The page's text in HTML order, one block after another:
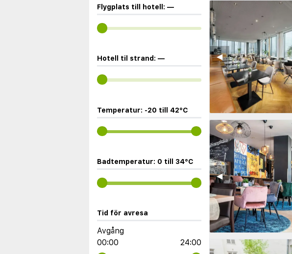
Flygplats till hotell: —
Hotell til strand: —
Temperatur: -20 till 42°C
Badtemperatur: 0 till 34°C
Tid för avresa
Avgång
00:00
24:00
◀︎
◀︎